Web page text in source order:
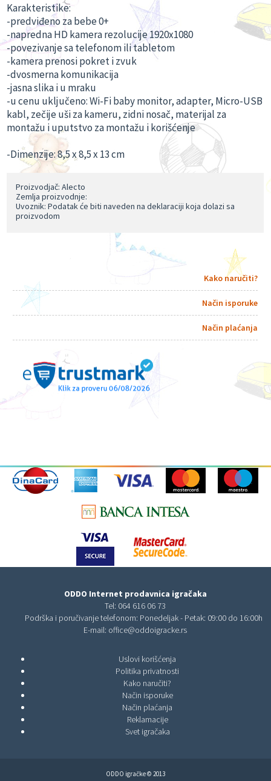
Karakteristike:
-predviđeno za bebe 0+
-napredna HD kamera rezolucije 1920x1080
-povezivanje sa telefonom ili tabletom
-kamera prenosi pokret i zvuk
-dvosmerna komunikacija
-jasna slika i u mraku
-u cenu uključeno: Wi-Fi baby monitor, adapter, Micro-USB
kabl, zečije uši za kameru, zidni nosač, materijal za
montažu i uputstvo za montažu i korišćenje
-Dimenzije: 8,5 x 8,5 x 13 cm
Proizvodjač: Alecto
Zemlja proizvodnje:
Uvoznik: Podatak će biti naveden na deklaraciji koja dolazi sa
proizvodom
Kako naručiti?
Način isporuke
Način plaćanja
ODDO Internet prodavnica igračaka
Tel: 064 616 06 73
Podrška i poručivanje telefonom: Ponedeljak - Petak: 09:00 do 16:00h
E-mail: office@oddoigracke.rs
Uslovi korišćenja
Politika privatnosti
Kako naručiti?
Način isporuke
Način plaćanja
Reklamacije
Svet igračaka
ODDO igračke © 2013